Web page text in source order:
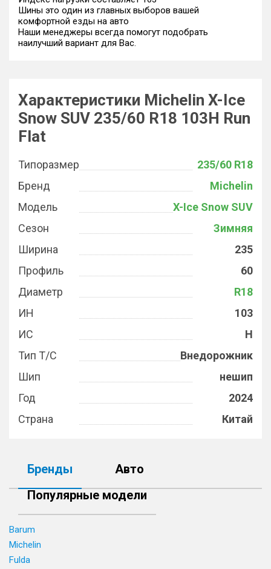
Шины это один из главных выборов вашей
комфортной езды на авто
Наши менеджеры всегда помогут подобрать
наилучший вариант для Вас.
Характеристики Michelin X-Ice
Snow SUV 235/60 R18 103H Run
Flat
Типоразмер
235/60 R18
Бренд
Michelin
Модель
X-Ice Snow SUV
Сезон
Зимняя
Ширина
235
Профиль
60
Диаметр
R18
ИН
103
ИС
H
Тип Т/С
Внедорожник
Шип
нешип
Год
2024
Страна
Китай
Бренды
Авто
Популярные модели
Barum
Michelin
Fulda